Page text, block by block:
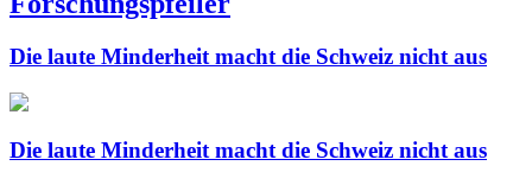
Die laute Minderheit macht die Schweiz nicht aus
Die laute Minderheit macht die Schweiz nicht aus